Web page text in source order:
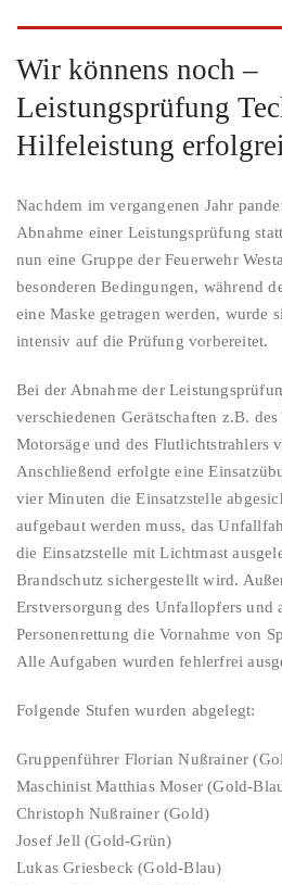
Wir könnens noch –
Leistungsprüfung
Hilfeleistung
Nachdem im vergangenen Jahr
Abnahme einer Leistungsprüfung
nun eine Gruppe der Feuerwehr
besonderen Bedingungen, während
eine Maske getragen werden, wurde
intensiv auf die Prüfung vorbereitet.
Bei der Abnahme der
verschiedenen Gerätschaften z.B.
Motorsäge und des Flutlichtstrahlers
Anschließend erfolgte eine
vier Minuten die Einsatzstelle
aufgebaut werden muss, das
die Einsatzstelle mit Lichtmast
Brandschutz sichergestellt wird.
Erstversorgung des Unfallopfers und
Personenrettung die Vornahme von
Alle Aufgaben wurden fehlerfrei
Folgende Stufen wurden abgelegt:
Gruppenführer Florian Nußrainer
Maschinist Matthias Moser (Gold-
Christoph Nußrainer (Gold)
Josef Jell (Gold-Grün)
Lukas Griesbeck (Gold-Blau)